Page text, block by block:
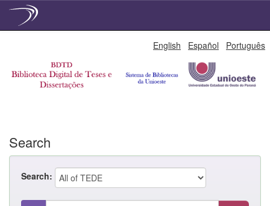
English Español Português
Search
Search: